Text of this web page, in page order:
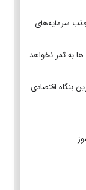
جذب سرمایه‌های
به ثمر نخواهد
بنگاه اقتصادی